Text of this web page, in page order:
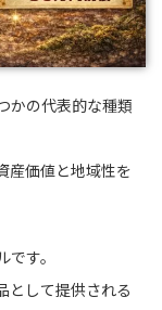
かの代表的な種類
産価値と地域性を
す。
として提供される